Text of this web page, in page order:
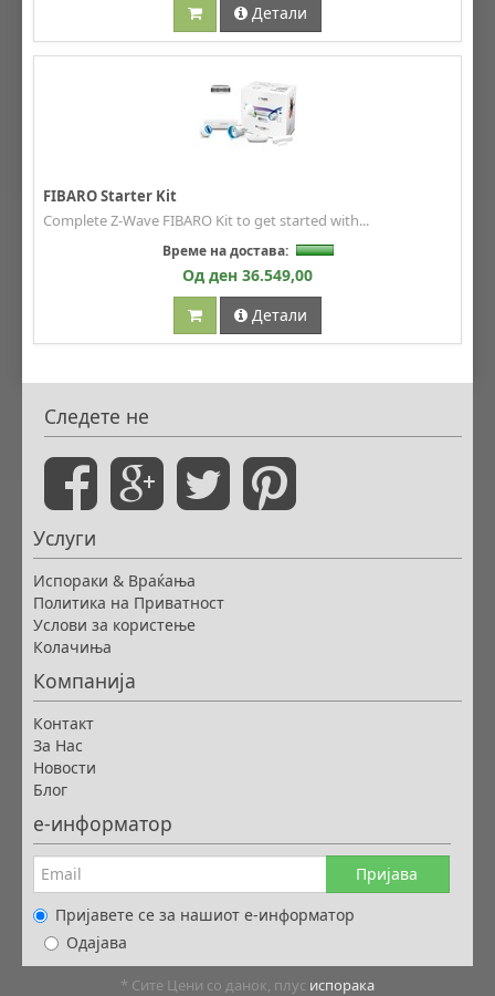
Детали
FIBARO Starter Kit
Complete Z-Wave FIBARO Kit to get started with...
Време на достава:
Од ден 36.549,00
Детали
Следете не
Услуги
Испораки & Враќања
Политика на Приватност
Услови за користење
Колачиња
Компанија
Контакт
За Нас
Новости
Блог
е-информатор
Пријава
Пријавете се за нашиот е-информатор
Одајава
* Сите Цени со данок, плус испорака